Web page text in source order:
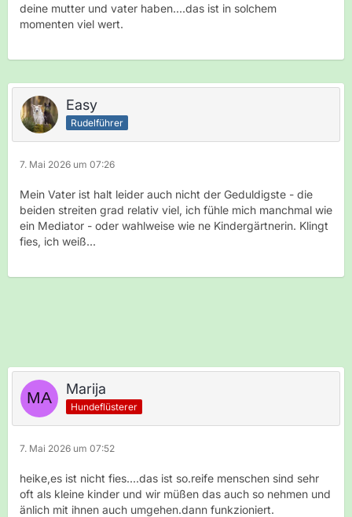
deine mutter und vater haben....das ist in solchem
momenten viel wert.
Easy
Rudelführer
7. Mai 2026 um 07:26
Mein Vater ist halt leider auch nicht der Geduldigste - die
beiden streiten grad relativ viel, ich fühle mich manchmal wie
ein Mediator - oder wahlweise wie ne Kindergärtnerin. Klingt
fies, ich weiß...
Marija
Hundeflüsterer
7. Mai 2026 um 07:52
heike,es ist nicht fies....das ist so.reife menschen sind sehr
oft als kleine kinder und wir müßen das auch so nehmen und
änlich mit ihnen auch umgehen.dann funkzioniert.